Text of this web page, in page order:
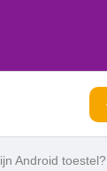
Android toestel?